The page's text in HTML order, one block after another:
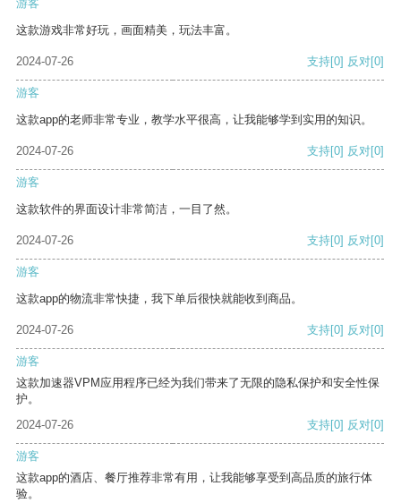
游客
这款游戏非常好玩，画面精美，玩法丰富。
2024-07-26 支持[0] 反对[0]
游客
这款app的老师非常专业，教学水平很高，让我能够学到实用的知识。
2024-07-26 支持[0] 反对[0]
游客
这款软件的界面设计非常简洁，一目了然。
2024-07-26 支持[0] 反对[0]
游客
这款app的物流非常快捷，我下单后很快就能收到商品。
2024-07-26 支持[0] 反对[0]
游客
这款加速器VPM应用程序已经为我们带来了无限的隐私保护和安全性保
护。
2024-07-26
支持[0] 反对[0]
游客
这款app的酒店、餐厅推荐非常有用，让我能够享受到高品质的旅行体
验。